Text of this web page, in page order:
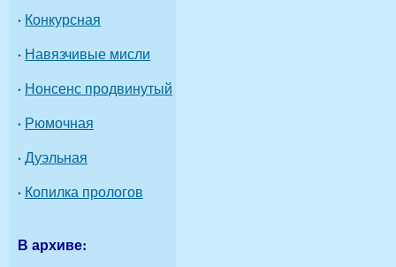
· Конкурсная
· Навязчивые мисли
· Нонсенс продвинутый
· Рюмочная
·Дуэльная
· Копилка прологов
В архиве: